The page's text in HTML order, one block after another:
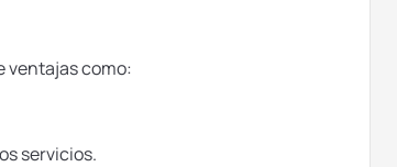
ventajas como:
servicios.